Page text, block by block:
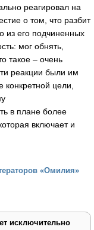
реагировал на
о том, что разбит
из его подчиненных
мог обнять,
такое – очень
реакции были им
цели,
в плане более
включает и
«Омилия»
исключительно